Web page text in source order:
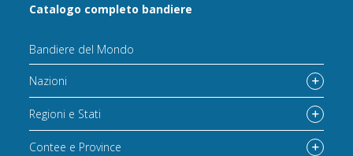
Catalogo completo bandiere
Bandiere del Mondo
Nazioni
Regioni e Stati
Contee e Province